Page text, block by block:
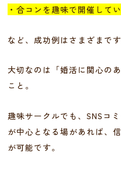
・合コンを趣味で開催して
など、成功例はさまざまです
大切なのは「婚活に関心の
こと。
趣味サークルでも、SNSコ
が中心となる場があれば、
が可能です。